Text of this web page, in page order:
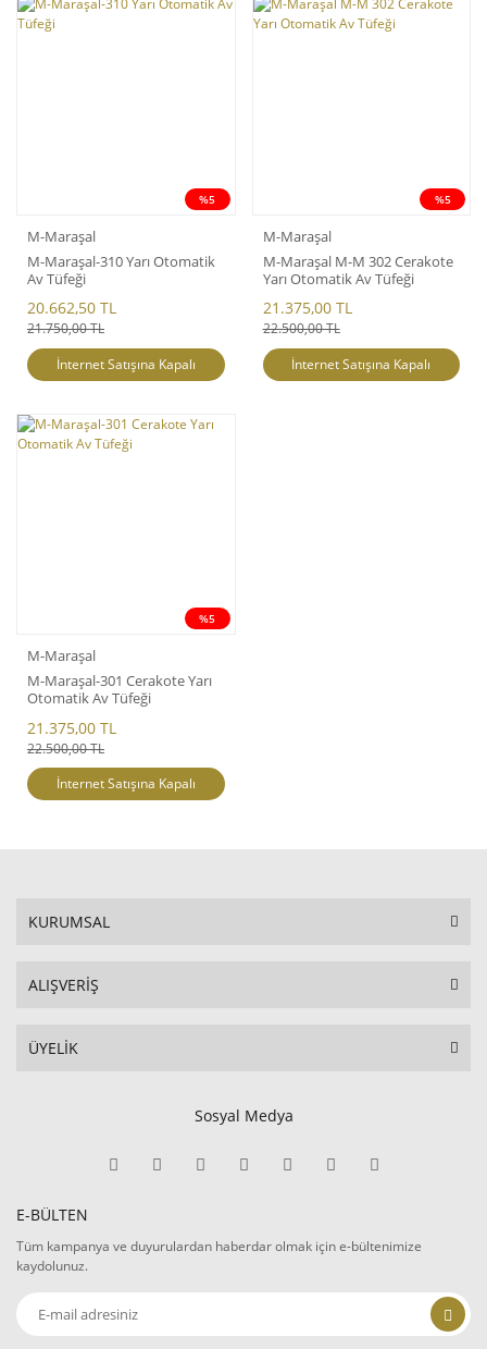
%5
M-Maraşal
M-Maraşal-310 Yarı Otomatik
Av Tüfeği
20.662,50 TL
21.750,00 TL
İnternet Satışına Kapalı
%5
M-Maraşal
M-Maraşal M-M 302 Cerakote
Yarı Otomatik Av Tüfeği
21.375,00 TL
22.500,00 TL
İnternet Satışına Kapalı
%5
M-Maraşal
M-Maraşal-301 Cerakote Yarı
Otomatik Av Tüfeği
21.375,00 TL
22.500,00 TL
İnternet Satışına Kapalı
KURUMSAL
ALIŞVERİŞ
ÜYELİK
Sosyal Medya
E-BÜLTEN
Tüm kampanya ve duyurulardan haberdar olmak için e-bültenimize
kaydolunuz.